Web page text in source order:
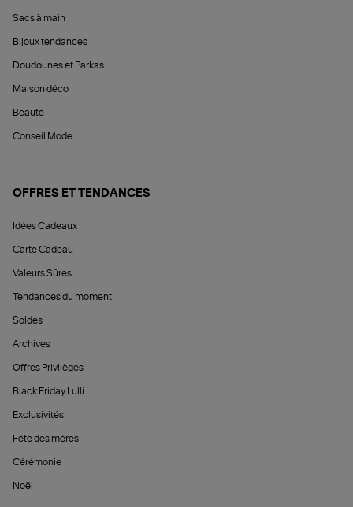
Sacs à main
Bijoux tendances
Doudounes et Parkas
Maison déco
Beauté
Conseil Mode
OFFRES ET TENDANCES
Idées Cadeaux
Carte Cadeau
Valeurs Sûres
Tendances du moment
Soldes
Archives
Offres Privilèges
Black Friday Lulli
Exclusivités
Fête des mères
Cérémonie
Noël